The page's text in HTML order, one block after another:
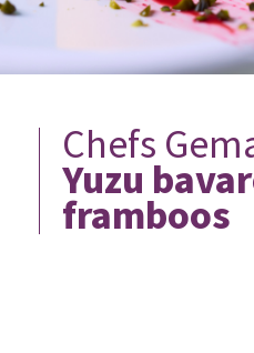
Chefs
Yuzu
framboos